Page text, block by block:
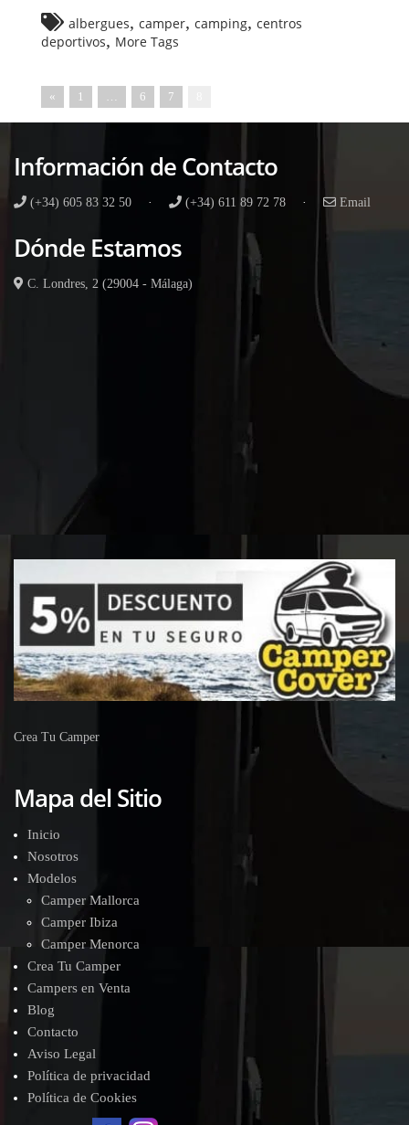
albergues camper camping centros
deportivos
More Tags
« 1 … 6 7
Información de Contacto
(+34) 605 83 32 50 · (+34) 611 89 72 78 · Email
Dónde Estamos
C. Londres, 2 (29004 - Málaga)
Crea Tu Camper
Mapa del Sitio
Inicio
Nosotros
Modelos
Camper Mallorca
Camper Ibiza
Camper Menorca
Crea Tu Camper
Campers en Venta
Blog
Contacto
Aviso Legal
Política de privacidad
Política de Cookies